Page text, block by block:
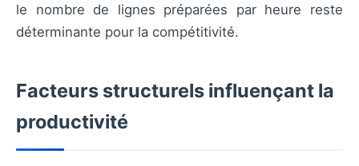
le nombre de lignes préparées par heure reste
déterminante pour la compétitivité.
Facteurs structurels influençant la
productivité